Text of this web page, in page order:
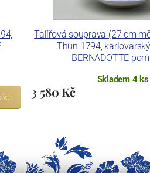
Talířová souprava (27 cm
Thun 1794,
BERNADOTTE
Skladem 4 ks
3 580 Kč